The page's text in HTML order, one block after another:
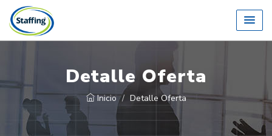
Detalle Oferta
Inicio Detalle Oferta